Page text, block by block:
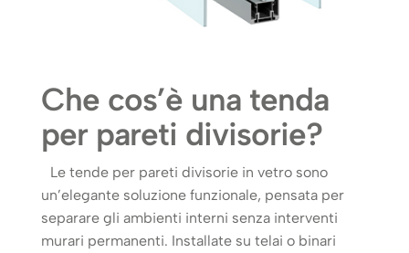
Che cos’è una tenda
per pareti divisorie?
Le tende per pareti divisorie in vetro sono
un’elegante soluzione funzionale, pensata per
separare gli ambienti interni senza interventi
murari permanenti. Installate su telai o binari